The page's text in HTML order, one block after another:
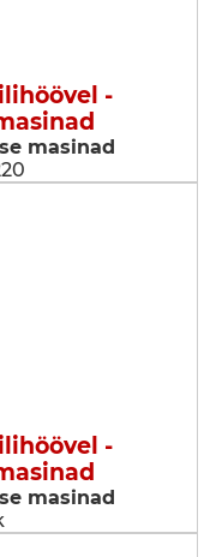
-
masinad
-
masinad